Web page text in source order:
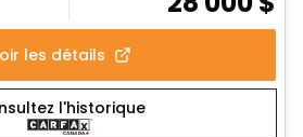
les détails
l'historique